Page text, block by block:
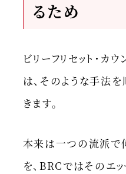
るため
ビリーフリセット・カ
は、そのような手法
きます。
本来は一つの流派で
を、BRCではそのエ